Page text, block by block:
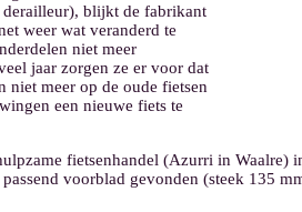
derailleur), blijkt de fabrikant
weer wat veranderd te
niet meer
jaar zorgen ze er voor dat
niet meer op de oude fietsen
een nieuwe fiets te
fietsenhandel (Azurri in Waalre)
voorblad gevonden (steek 135